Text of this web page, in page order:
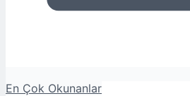
En Çok Okunanlar